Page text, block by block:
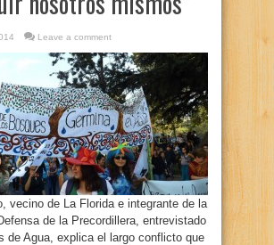
Leave a comment
vecino de La Florida e integrante de la
de la Precordillera, entrevistado
de Agua, explica el largo conflicto que